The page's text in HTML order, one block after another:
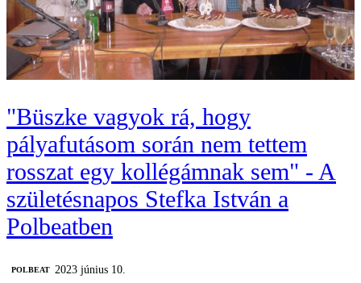
"Büszke vagyok rá, hogy
pályafutásom során nem tettem
rosszat egy kollégámnak sem" - A
születésnapos Stefka István a
Polbeatben
‎POLBEAT 2023 június 10.